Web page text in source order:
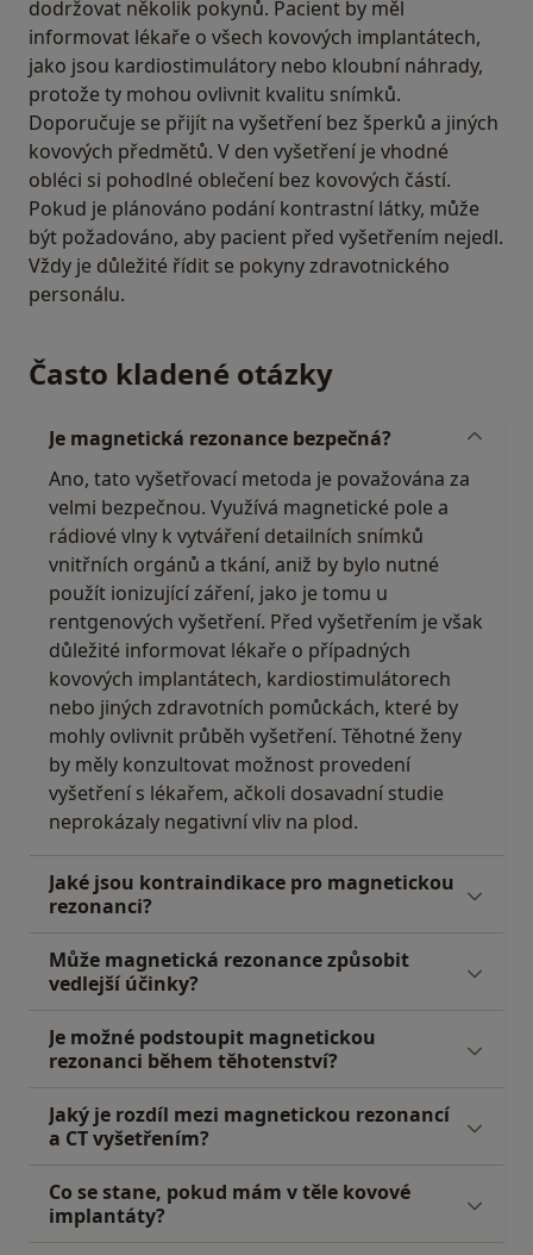
dodržovat několik pokynů. Pacient by měl
informovat lékaře o všech kovových implantátech,
jako jsou kardiostimulátory nebo kloubní náhrady,
protože ty mohou ovlivnit kvalitu snímků.
Doporučuje se přijít na vyšetření bez šperků a jiných
kovových předmětů. V den vyšetření je vhodné
obléci si pohodlné oblečení bez kovových částí.
Pokud je plánováno podání kontrastní látky, může
být požadováno, aby pacient před vyšetřením nejedl.
Vždy je důležité řídit se pokyny zdravotnického
personálu.
Často kladené otázky
Je magnetická rezonance bezpečná?
Ano, tato vyšetřovací metoda je považována za
velmi bezpečnou. Využívá magnetické pole a
rádiové vlny k vytváření detailních snímků
vnitřních orgánů a tkání, aniž by bylo nutné
použít ionizující záření, jako je tomu u
rentgenových vyšetření. Před vyšetřením je však
důležité informovat lékaře o případných
kovových implantátech, kardiostimulátorech
nebo jiných zdravotních pomůckách, které by
mohly ovlivnit průběh vyšetření. Těhotné ženy
by měly konzultovat možnost provedení
vyšetření s lékařem, ačkoli dosavadní studie
neprokázaly negativní vliv na plod.
Jaké jsou kontraindikace pro magnetickou
rezonanci?
Může magnetická rezonance způsobit
vedlejší účinky?
Je možné podstoupit magnetickou
rezonanci během těhotenství?
Jaký je rozdíl mezi magnetickou rezonancí
a CT vyšetřením?
Co se stane, pokud mám v těle kovové
implantáty?